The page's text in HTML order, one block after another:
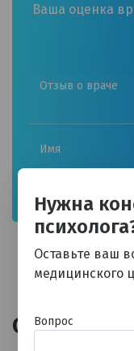
Ваша оценка
Отзывы
Нужна
Оставьте ваш
медицинского
Вопрос